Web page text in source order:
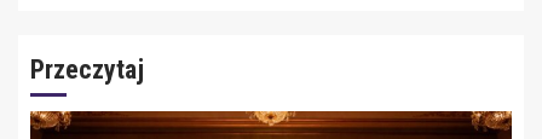
Przeczytaj